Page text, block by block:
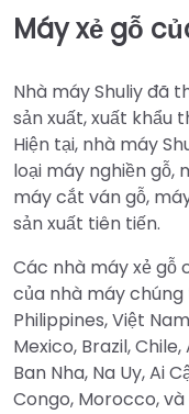
Máy xẻ gỗ
Nhà máy Shuliy đã
sản xuất, xuất khẩu
Hiện tại, nhà máy
loại máy nghiền gỗ,
máy cắt ván gỗ,
sản xuất tiên tiến.
Các nhà máy xẻ gỗ
của nhà máy chúng
Philippines, Việt
Mexico, Brazil,
Ban Nha, Na Uy, Ai
Congo, Morocco,